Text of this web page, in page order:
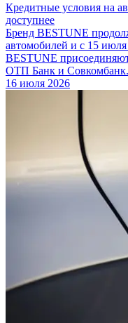
Кредитные условия на
доступнее
Бренд BESTUNE
автомобилей и с 15
BESTUNE
ОТП Банк и Совкомбанк.
16 июля 2026